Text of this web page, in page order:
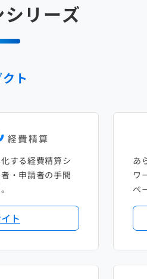
リーズ
ト
する経費精算シ
・申請者の手間
ト
あ
ワ
ペ